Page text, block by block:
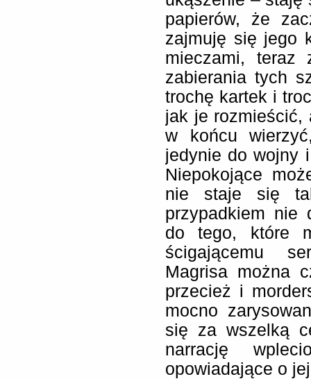
papierów, że
zajmuję się jego
mieczami, teraz
zabierania tych
trochę kartek i
jak je rozmieścić,
w końcu
jedynie do wojny
Niepokojące
nie staje się
przypadkiem nie
do tego, które
ścigającemu
Magrisa można
przecież i
mocno
się za wszelką
narrację
opowiadające o